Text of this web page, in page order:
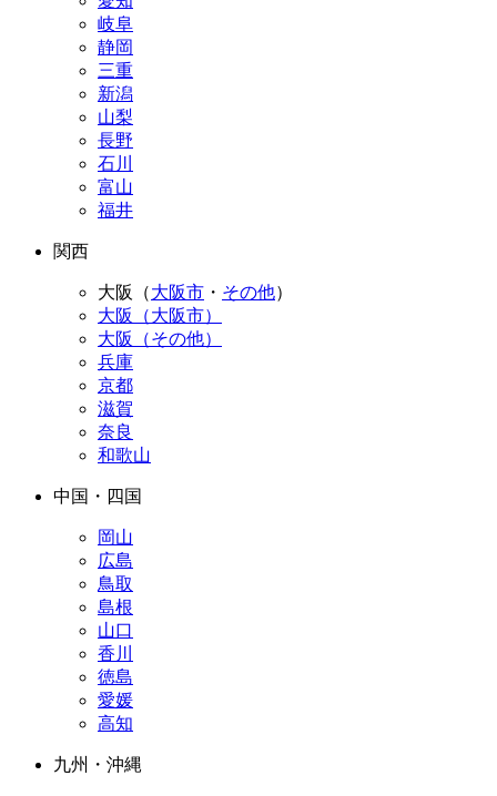
岐阜
静岡
三重
新潟
山梨
長野
石川
富山
福井
関西
大阪（大阪市 ・ その他）
大阪（大阪市）
大阪（その他）
兵庫
京都
滋賀
奈良
和歌山
中国・四国
岡山
広島
鳥取
島根
山口
香川
徳島
愛媛
高知
九州・沖縄